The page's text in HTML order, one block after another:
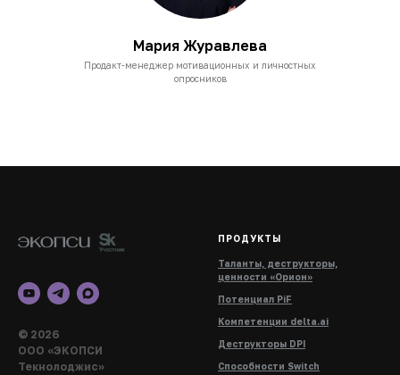
Мария Журавлева
Продакт-менеджер мотивационных и личностных
опросников
© 2026
ООО «ЭКОПСИ
Текнолоджис»
ПРОДУКТЫ
Таланты, деструкторы,
ценности «Орион»
Потенциал PiF
Компетенции delta.ai
Деструкторы DPI
Способности Switch